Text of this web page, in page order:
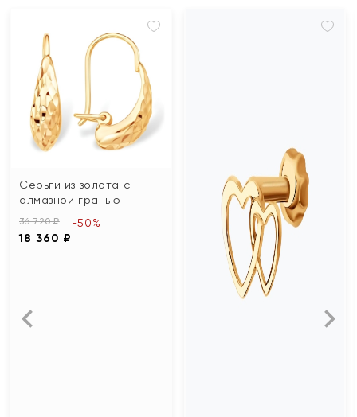
Серьги из золота с
алмазной гранью
36 720 ₽
18 360 ₽
-50%